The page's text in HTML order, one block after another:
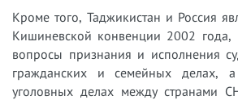
Кроме того, Таджикистан и Россия
Кишиневской конвенции 2002 года,
вопросы признания и исполнения
гражданских и семейных делах,
уголовных делах между странами